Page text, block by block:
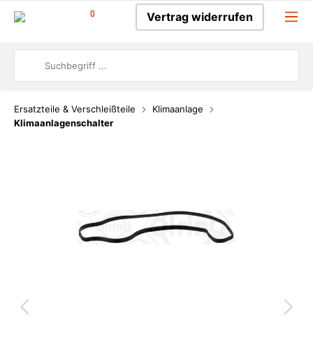
0 Vertrag widerrufen
Ersatzteile & Verschleißteile
Klimaanlage
Klimaanlagenschalter